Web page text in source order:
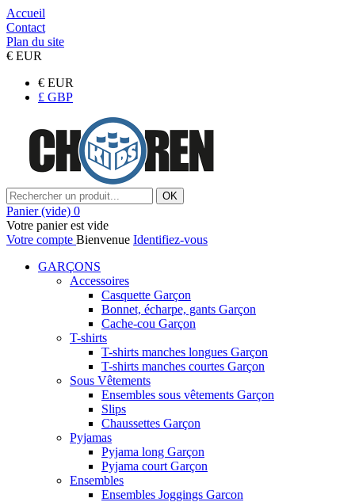
Accueil
Contact
Plan du site
€ EUR
€ EUR
£ GBP
OK
Panier (vide) 0
Votre panier est vide
Votre compte Bienvenue Identifiez-vous
GARÇONS
Accessoires
Casquette Garçon
Bonnet, écharpe, gants Garçon
Cache-cou Garçon
T-shirts
T-shirts manches longues Garçon
T-shirts manches courtes Garçon
Sous Vêtements
Ensembles sous vêtements Garçon
Slips
Chaussettes Garçon
Pyjamas
Pyjama long Garçon
Pyjama court Garçon
Ensembles
Ensembles Joggings Garcon